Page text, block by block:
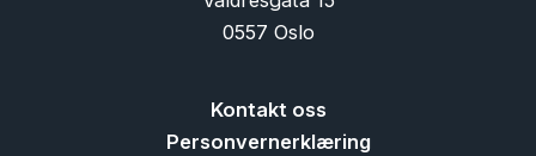
0557 Oslo
Kontakt oss
Personvernerklæring